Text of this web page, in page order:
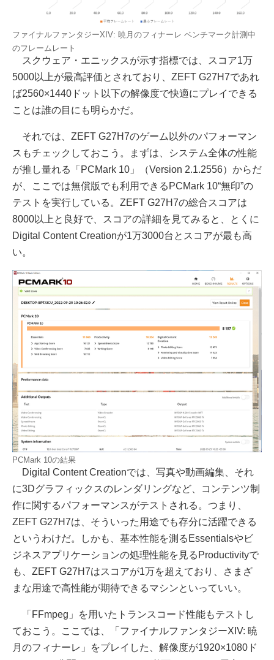
ファイナルファンタジーXIV: 暁月のフィナーレ ベンチマーク計測中
のフレームレート
スクウェア・エニックスが示す指標では、スコア1万
5000以上が最高評価とされており、ZEFT G27H7であれ
ば2560×1440ドット以下の解像度で快適にプレイできる
ことは誰の目にも明らかだ。
それでは、ZEFT G27H7のゲーム以外のパフォーマン
スもチェックしておこう。まずは、システム全体の性能
が推し量れる「PCMark 10」（Version 2.1.2556）からだ
が、ここでは無償版でも利用できるPCMark 10“無印”の
テストを実行している。ZEFT G27H7の総合スコアは
8000以上と良好で、スコアの詳細を見てみると、とくに
Digital Content Creationが1万3000台とスコアが最も高
い。
PCMark 10の結果
Digital Content Creationでは、写真や動画編集、それ
に3Dグラフィックスのレンダリングなど、コンテンツ制
作に関するパフォーマンスがテストされる。つまり、
ZEFT G27H7は、そういった用途でも存分に活躍できる
というわけだ。しかも、基本性能を測るEssentialsやビ
ジネスアプリケーションの処理性能を見るProductivityで
も、ZEFT G27H7はスコアが1万を超えており、さまざ
まな用途で高性能が期待できるマシンといっていい。
「FFmpeg」を用いたトランスコード性能もテストし
ておこう。ここでは、「ファイナルファンタジーXIV: 暁
月のフィナーレ」をプレイした、解像度が1920×1080ド